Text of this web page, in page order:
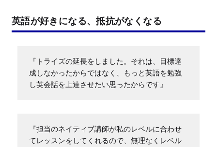
英語が好きになる、抵抗がなくなる
『トライズの延長をしました。それは、目標達
成しなかったからではなく、もっと英語を勉強
し英会話を上達させたい思ったからです』
『担当のネイティブ講師が私のレベルに合わせ
てレッスンをしてくれるので、無理なくレベル